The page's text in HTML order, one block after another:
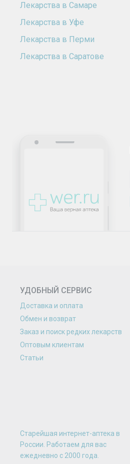
Лекарства в Самаре
Лекарства в Уфе
Лекарства в Перми
Лекарства в Саратове
УДОБНЫЙ СЕРВИС
Доставка и оплата
Обмен и возврат
Заказ и поиск редких лекарств
Оптовым клиентам
Статьи
Старейшая интернет-аптека в
России. Работаем для вас
eжедневно с 2000 года.